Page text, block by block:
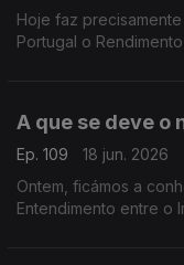
Hoje faz
Portugal o
A que se deve o
Ep. 109
18 jun. 2026
Ontem, ficámos a
Entendimento entre o